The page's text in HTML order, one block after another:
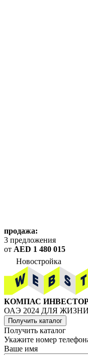
продажа:
3 предложения
от AED 1 480 015
Новостройка
КОМПАС
ОАЭ 2024 ДЛЯ
Получить каталог
Получить каталог
Укажите номер
Ваше имя